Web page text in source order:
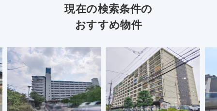
現在の検索条件の
おすすめ物件